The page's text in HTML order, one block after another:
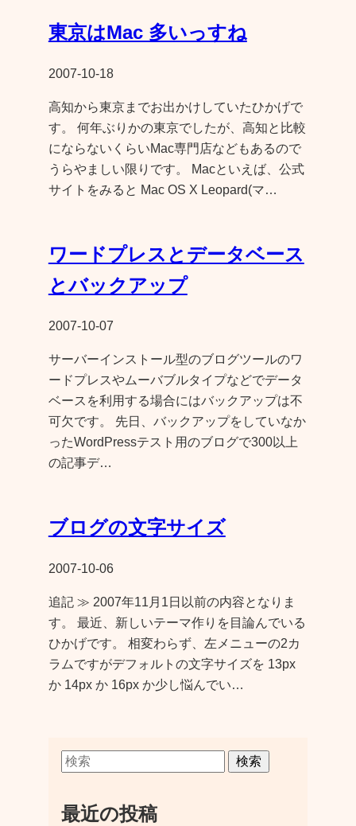
東京はMac 多いっすね
2007-10-18
高知から東京までお出かけしていたひかげで
す。 何年ぶりかの東京でしたが、高知と比較
にならないくらいMac専門店などもあるので
うらやましい限りです。 Macといえば、公式
サイトをみると Mac OS X Leopard(マ…
ワードプレスとデータベース
とバックアップ
2007-10-07
サーバーインストール型のブログツールのワ
ードプレスやムーバブルタイプなどでデータ
ベースを利用する場合にはバックアップは不
可欠です。 先日、バックアップをしていなか
ったWordPressテスト用のブログで300以上
の記事デ…
ブログの文字サイズ
2007-10-06
追記 ≫ 2007年11月1日以前の内容となりま
す。 最近、新しいテーマ作りを目論んでいる
ひかげです。 相変わらず、左メニューの2カ
ラムですがデフォルトの文字サイズを 13px
か 14px か 16px か少し悩んでい…
検索
最近の投稿